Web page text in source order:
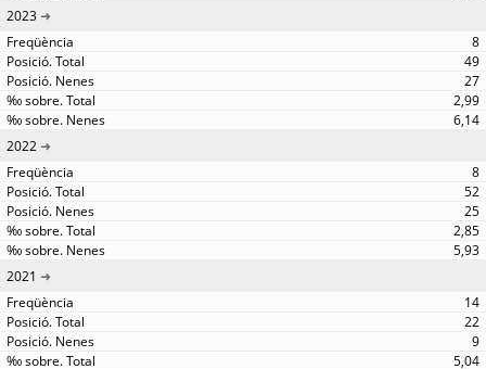
2023
8
49
27
2,99
6,14
2022
8
52
25
2,85
5,93
2021
14
22
9
5,04